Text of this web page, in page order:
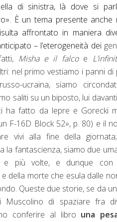
di sinistra, là dove si
È un tema presente anche
affrontato in maniera
– l’eterogeneità dei
Misha e il falco e
nel primo vestiamo i panni di
ucraina, siamo
saliti su un biposto, lui
ha fatto da lepre e Gorecki
F-16D Block 52», p. 80) e il
vivi alla fine della
la fantascienza, siamo due
e più volte, e dunque con
della morte che esula dalle
Queste due storie, se da
Muscolino di spaziare fra
conferire al libro una